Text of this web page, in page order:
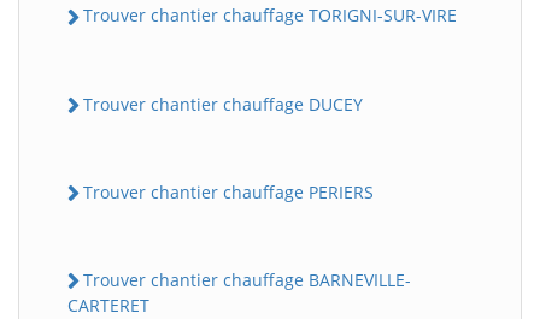
Trouver chantier chauffage TORIGNI-SUR-VIRE
Trouver chantier chauffage DUCEY
Trouver chantier chauffage PERIERS
Trouver chantier chauffage BARNEVILLE-
CARTERET